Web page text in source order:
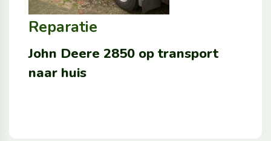
Reparatie
John Deere 2850 op transport
naar huis